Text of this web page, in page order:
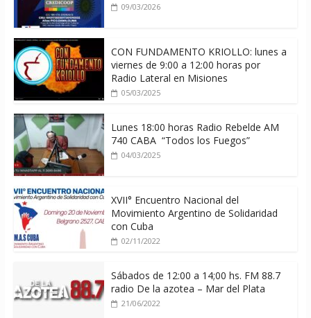
09/03/2026
CON FUNDAMENTO KRIOLLO: lunes a
viernes de 9:00 a 12:00 horas por
Radio Lateral en Misiones
05/03/2025
Lunes 18:00 horas Radio Rebelde AM
740 CABA “Todos los Fuegos”
04/03/2025
XVII° Encuentro Nacional del
Movimiento Argentino de Solidaridad
con Cuba
02/11/2022
Sábados de 12:00 a 14;00 hs. FM 88.7
radio De la azotea – Mar del Plata
21/06/2022